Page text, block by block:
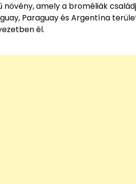
amely a broméliák
Paraguay és Argentína
él.